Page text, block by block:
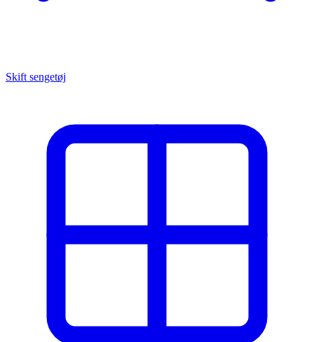
Skift sengetøj